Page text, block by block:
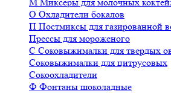
О Охладители бокалов
П Постмиксы для газированной
Прессы для мороженого
С Соковыжималки для твердых
Соковыжималки для цитрусовых
Сокоохладители
Ф Фонтаны шоколадные